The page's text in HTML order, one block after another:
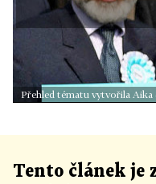
Přehled tématu vytvořila
Tento článek je